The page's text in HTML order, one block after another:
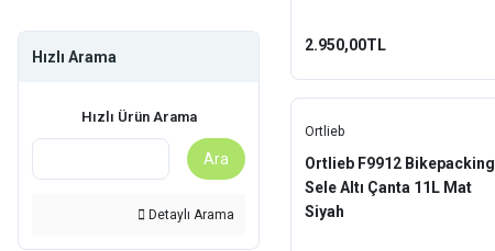
Hızlı Arama
Hızlı Ürün Arama
Ara
Detaylı Arama
2.950,00TL
Ortlieb
Ortlieb F9912 Bikepacking
Sele Altı Çanta 11L Mat
Siyah